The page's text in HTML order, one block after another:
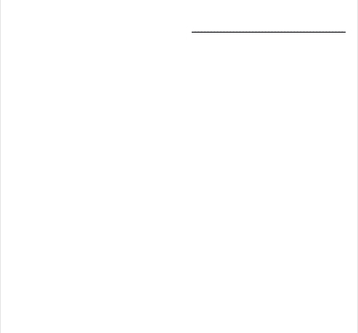
ــــــــــــــــــــــــــــــــــــــــــــــــ